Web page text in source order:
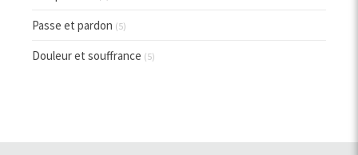
Passe et pardon (5)
Douleur et souffrance (5)